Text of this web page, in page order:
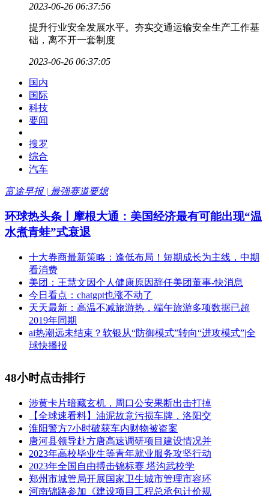
2023-06-26 06:37:56
提升行业安全发展水平。夯实交通运输安全生产工作基
础，离不开一套制度
2023-06-26 06:37:05
国内
国际
科技
要闻
搜罗
综合
汽车
富途早报 | 最强赛道要熄
环球热头条丨摩根大通：美国经济最有可能出现“温
水煮青蛙”式衰退
十大券商最新策略：逢低布局！短期成长为主线，中期
看消费
美团：王慧文因个人健康原因辞任美团董事-快消息
今日看点：chatgpt也涨不动了
天天最新：高温不减旅游热，端午旅游多项数据已超
2019年同期
ai热潮远未结束？软银从“防御模式”转向“进攻模式”|全
球快播报
48小时点击排行
涉黄卡片暗藏玄机，周口公安果断出击打掉
【全球速看料】油泥故意污损车牌，洛阳交
淮阳警方7小时破获车内财物被盗案
唐河县领导赴方唐高速调研项目建设情况并
2023年高校毕业生等青年就业服务攻坚行动
2023年全国自由搏击锦标赛 塔沟武校学
郑州市城管局开展国家卫生城市管理市容环
河南锦路参加《建设项目工程总承包计价规